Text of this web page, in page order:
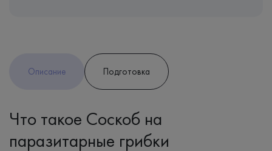
Описание Подготовка
Что такое Соскоб на
паразитарные грибки